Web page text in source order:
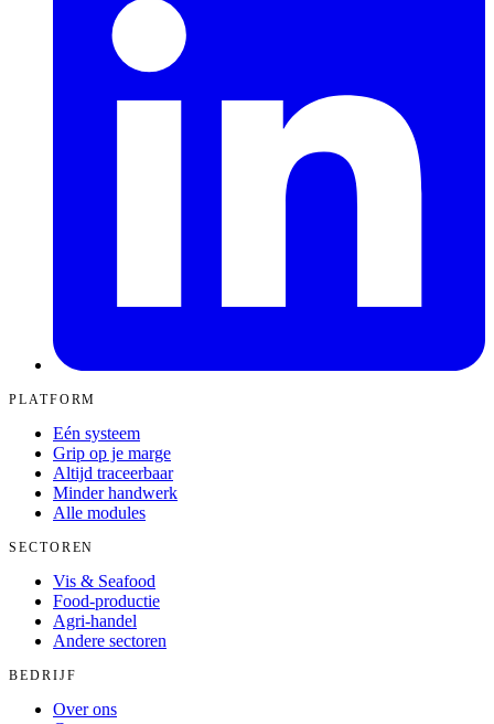
PLATFORM
Eén systeem
Grip op je marge
Altijd traceerbaar
Minder handwerk
Alle modules
SECTOREN
Vis & Seafood
Food-productie
Agri-handel
Andere sectoren
BEDRIJF
Over ons